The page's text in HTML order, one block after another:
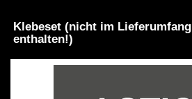
Klebeset (nicht im Lieferumfang
enthalten!)